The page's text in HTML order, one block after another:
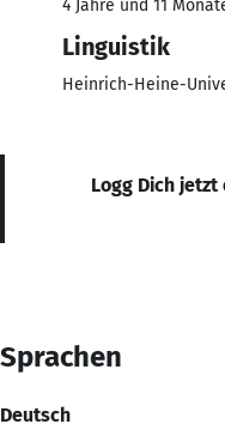
4 Jahre und 11
Linguistik
Heinrich-Heine-
Logg Dich
Sprachen
Deutsch